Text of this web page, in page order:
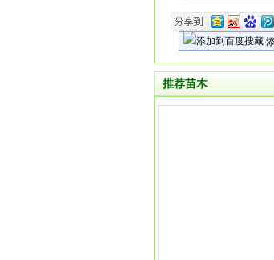
推荐苗木